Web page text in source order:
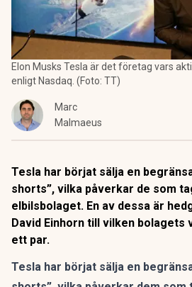
Elon Musks Tesla är det företag vars
enligt Nasdaq. (Foto: TT)
Marc
Malmaeus
Tesla har börjat sälja en
shorts”, vilka påverkar de som
elbilsbolaget. En av dessa är
David Einhorn till vilken bolagets
ett par.
Tesla har börjat sälja en